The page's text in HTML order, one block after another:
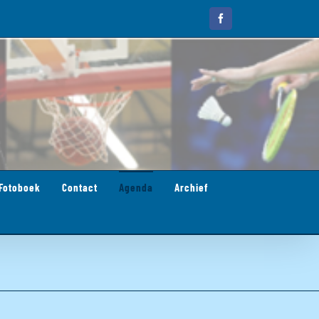
Facebook
Contact Agenda Archief